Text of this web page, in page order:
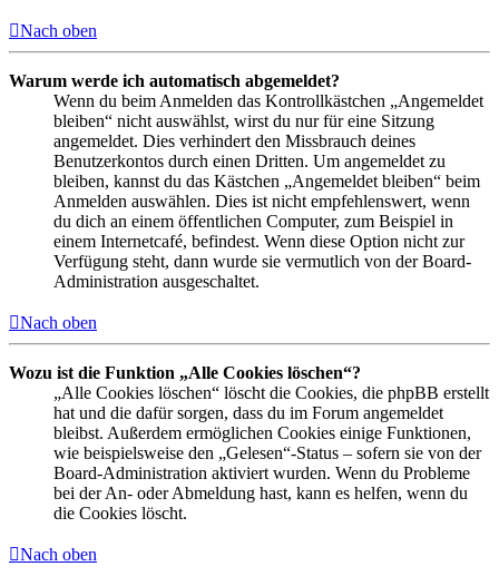
Nach oben
Warum werde ich automatisch abgemeldet?
Wenn du beim Anmelden das Kontrollkästchen „Angemeldet
bleiben“ nicht auswählst, wirst du nur für eine Sitzung
angemeldet. Dies verhindert den Missbrauch deines
Benutzerkontos durch einen Dritten. Um angemeldet zu
bleiben, kannst du das Kästchen „Angemeldet bleiben“ beim
Anmelden auswählen. Dies ist nicht empfehlenswert, wenn
du dich an einem öffentlichen Computer, zum Beispiel in
einem Internetcafé, befindest. Wenn diese Option nicht zur
Verfügung steht, dann wurde sie vermutlich von der Board-
Administration ausgeschaltet.
Nach oben
Wozu ist die Funktion „Alle Cookies löschen“?
„Alle Cookies löschen“ löscht die Cookies, die phpBB erstellt
hat und die dafür sorgen, dass du im Forum angemeldet
bleibst. Außerdem ermöglichen Cookies einige Funktionen,
wie beispielsweise den „Gelesen“-Status – sofern sie von der
Board-Administration aktiviert wurden. Wenn du Probleme
bei der An- oder Abmeldung hast, kann es helfen, wenn du
die Cookies löscht.
Nach oben